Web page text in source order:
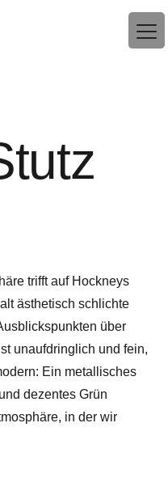
trifft auf Hockneys
ästhetisch schlichte
über
unaufdringlich und fein,
Ein metallisches
dezentes Grün
in der wir